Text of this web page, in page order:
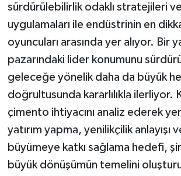
sürdürülebilirlik odaklı stratejileri
uygulamaları ile endüstrinin en
oyuncuları arasında yer alıyor. Bir
pazarındaki lider konumunu
geleceğe yönelik daha da büyük
doğrultusunda kararlılıkla ilerliyor.
çimento ihtiyacını analiz ederek
yatırım yapma, yenilikçilik anlayışı
büyümeye katkı sağlama hedefi,
büyük dönüşümün temelini